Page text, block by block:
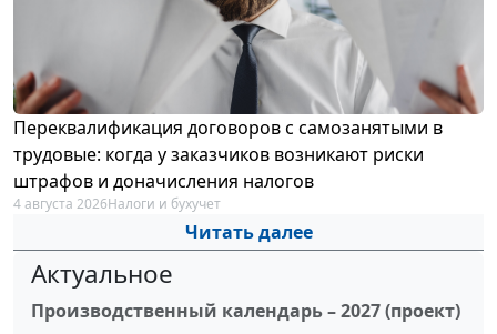
Переквалификация договоров с самозанятыми в
трудовые: когда у заказчиков возникают риски
штрафов и доначисления налогов
4 августа 2026Налоги и бухучет
Читать далее
Актуальное
Производственный календарь – 2027 (проект)